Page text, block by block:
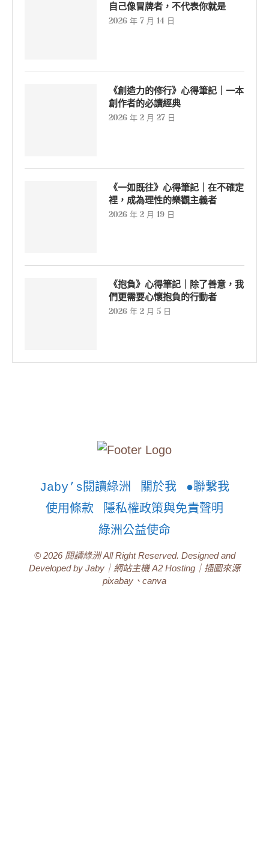
自己像冒牌者，不代表你就是
2026 年 7 月 14 日
《創造力的修行》心得筆記｜一本
創作者的必讀經典
2026 年 2 月 27 日
《一如既往》心得筆記｜在不確定
裡，成為理性的樂觀主義者
2026 年 2 月 19 日
《抱負》心得筆記｜除了善意，我
們更需要心懷抱負的行動者
2026 年 2 月 5 日
Jaby’s閱讀綠洲 關於我
●聯繫我
使用條款
隱私權政策與免責聲明
綠洲公益使命
© 2026 閱讀綠洲 All Right Reserved. Designed and
Developed by Jaby｜網站主機 A2 Hosting｜插圖來源
pixabay、canva